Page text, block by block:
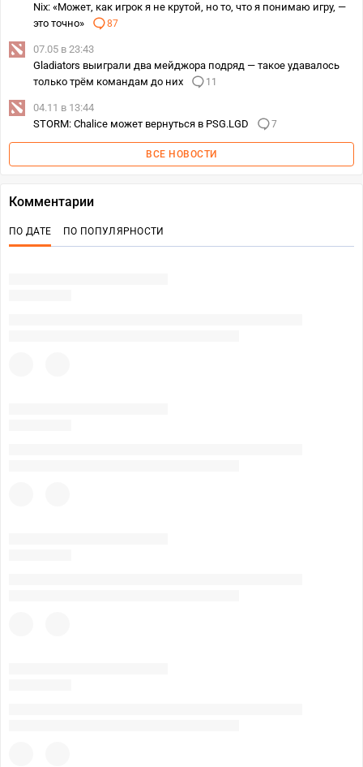
Nix: «Может, как игрок я не крутой, но то, что я понимаю игру, —
это точно»
87
07.05 в 23:43
Gladiators выиграли два мейджора подряд — такое удавалось
только трём командам до них
11
04.11 в 13:44
STORM: Chalice может вернуться в PSG.LGD
7
ВСЕ НОВОСТИ
Комментарии
ПО ДАТЕ ПО ПОПУЛЯРНОСТИ